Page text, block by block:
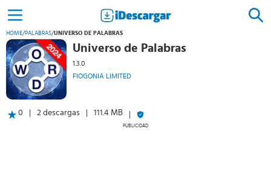
HOME/PALABRAS/UNIVERSO DE PALABRAS
Universo de Palabras
1.3.0
FIOGONIA LIMITED
0 2 descargas 111.4 MB
PUBLICIDAD